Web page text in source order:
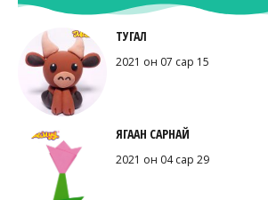
ТУГАЛ
2021 он 07 сар 15
ЯГААН САРНАЙ
2021 он 04 сар 29